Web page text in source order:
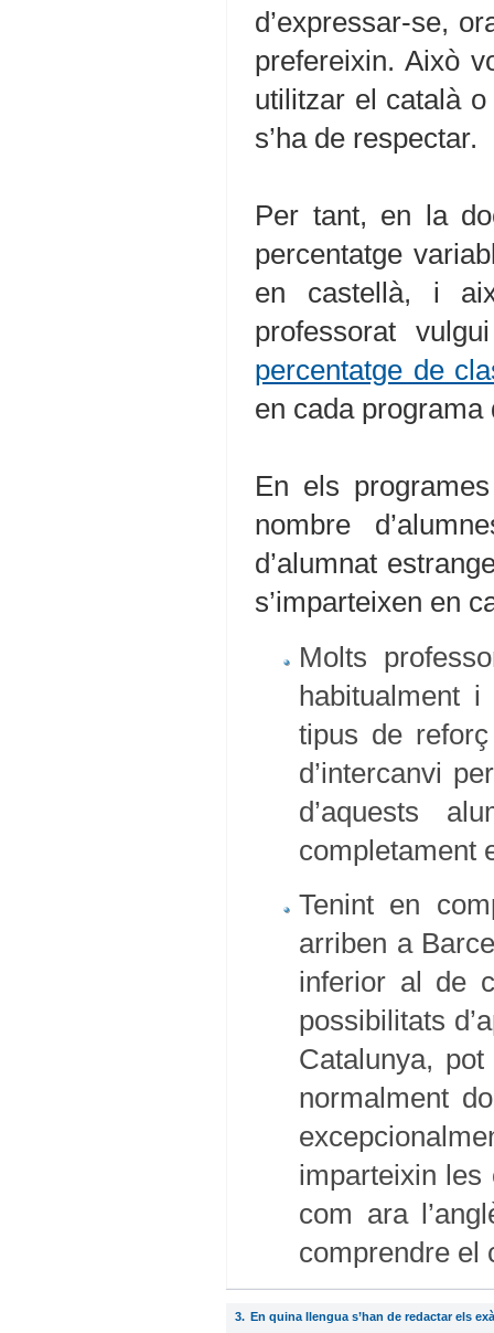
d’expressar-se,
prefereixin. Això
utilitzar el català
s’ha de respectar.
Per tant, en la
percentatge
en castellà, i
professorat
percentatge de
en cada programa
En els
nombre
d’alumnat
s’imparteixen en
Molts
habitualment
tipus de
d’intercanvi
d’aquests
completament
Tenint en
arriben a
inferior al de
possibilitats
Catalunya,
normalment
imparteixin les
com ara
comprendre el
3. En quina llengua s’han de redactar els